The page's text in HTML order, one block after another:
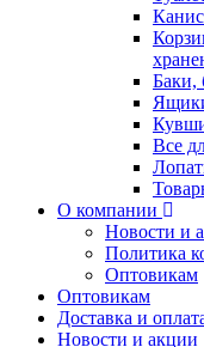
Баки,
Все
О компании
Новости и
Политика
Оптовикам
Оптовикам
Доставка и
Новости и акции